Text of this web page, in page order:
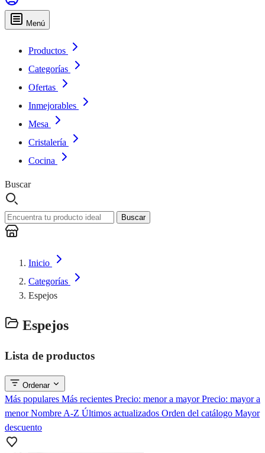
Menú
Productos
Categorías
Ofertas
Inmejorables
Mesa
Cristalería
Cocina
Buscar
Buscar
Inicio
Categorías
Espejos
Espejos
Lista de productos
Ordenar
Más populares Más recientes Precio: menor a mayorPrecio: mayor a
menorNombre A-Z Últimos actualizados Orden del catálogo Mayor
descuento